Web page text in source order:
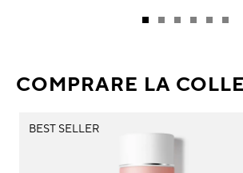
COMPRARE LA
BEST SELLER